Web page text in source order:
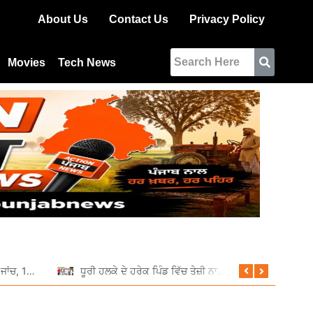
About Us Contact Us Privacy Policy
Movies Tech News
ਆਰਟੀਓ ਵੱਲੋਂ ਵਿਸ਼ੇਸ਼ ਰਾਤਰੀ ਜਾਂਚ, 11 ਵਾਹਨਾਂ ਦੇ ਕੱਟੇ ਚਲਾਨ